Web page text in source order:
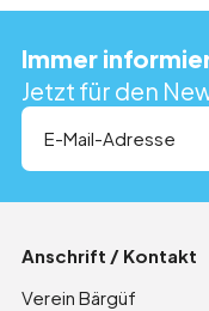
Immer
Jetzt für den
Anschrift / Kontakt
Verein Bärgüf